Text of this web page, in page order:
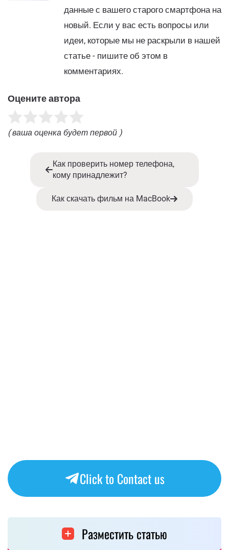
данные с вашего старого смартфона на
новый. Если у вас есть вопросы или
идеи, которые мы не раскрыли в нашей
статье - пишите об этом в
комментариях.
Оцените автора
( ваша оценка будет первой )
Как проверить номер телефона,
кому принадлежит?
Как скачать фильм на MacBook
Click to Contact us
Разместить статью